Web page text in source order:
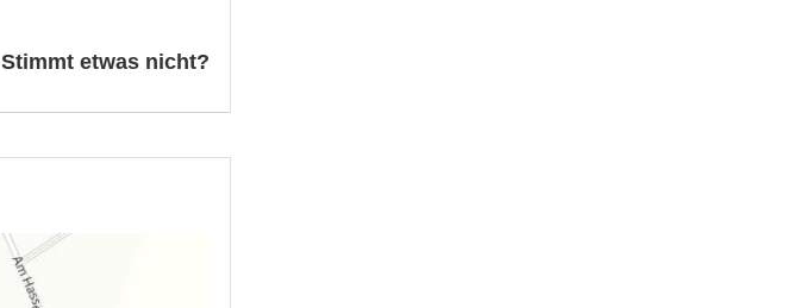
Stimmt etwas nicht?